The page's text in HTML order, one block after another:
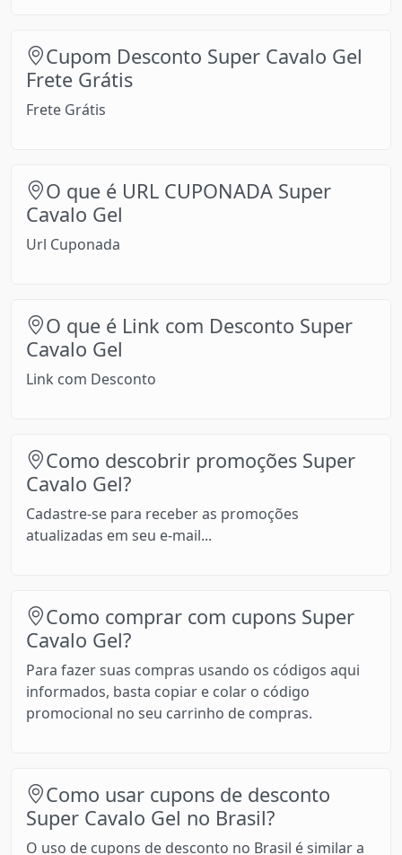
Cupom Desconto Super Cavalo Gel
Frete Grátis
Frete Grátis
O que é URL CUPONADA Super
Cavalo Gel
Url Cuponada
O que é Link com Desconto Super
Cavalo Gel
Link com Desconto
Como descobrir promoções Super
Cavalo Gel?
Cadastre-se para receber as promoções
atualizadas em seu e-mail...
Como comprar com cupons Super
Cavalo Gel?
Para fazer suas compras usando os códigos aqui
informados, basta copiar e colar o código
promocional no seu carrinho de compras.
Como usar cupons de desconto
Super Cavalo Gel no Brasil?
O uso de cupons de desconto no Brasil é similar a